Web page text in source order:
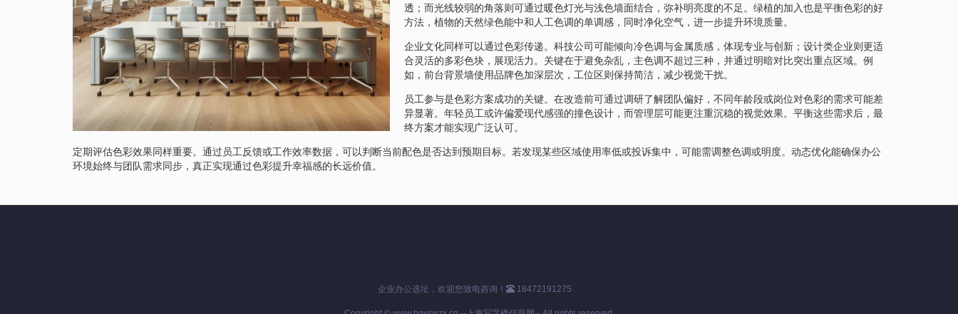
透；而光线较弱的角落则可通过暖色灯光与浅色墙面结合，弥补明亮度的不足。绿植的加入也是平衡色彩的好
方法，植物的天然绿色能中和人工色调的单调感，同时净化空气，进一步提升环境质量。
企业文化同样可以通过色彩传递。科技公司可能倾向冷色调与金属质感，体现专业与创新；设计类企业则更适
合灵活的多彩色块，展现活力。关键在于避免杂乱，主色调不超过三种，并通过明暗对比突出重点区域。例
如，前台背景墙使用品牌色加深层次，工位区则保持简洁，减少视觉干扰。
员工参与是色彩方案成功的关键。在改造前可通过调研了解团队偏好，不同年龄段或岗位对色彩的需求可能差
异显著。年轻员工或许偏爱现代感强的撞色设计，而管理层可能更注重沉稳的视觉效果。平衡这些需求后，最
终方案才能实现广泛认可。
定期评估色彩效果同样重要。通过员工反馈或工作效率数据，可以判断当前配色是否达到预期目标。若发现某些区域使用率低或投诉集中，可能需调整色调或明度。动态优化能确保办公
环境始终与团队需求同步，真正实现通过色彩提升幸福感的长远价值。
企业办公选址，欢迎您致电咨询！ 18472191275